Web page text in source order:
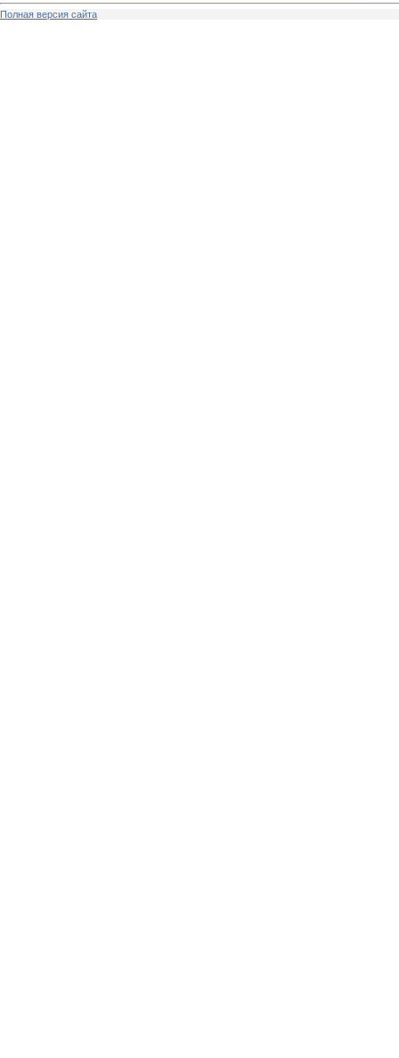
Полная версия сайта